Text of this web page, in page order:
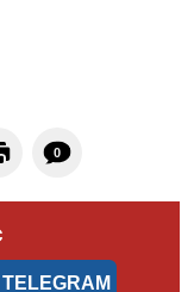
0
TELEGRAM